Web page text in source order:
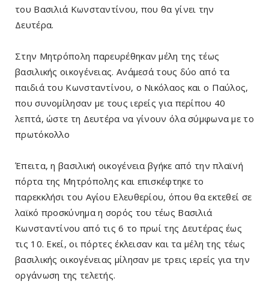
του Βασιλιά Κωνσταντίνου, που θα γίνει την
Δευτέρα.
Στην Μητρόπολη παρευρέθηκαν μέλη της τέως
βασιλικής οικογένειας. Ανάμεσά τους δύο από τα
παιδιά του Κωνσταντίνου, ο Νικόλαος και ο Παύλος,
που συνομίλησαν με τους ιερείς για περίπου 40
λεπτά, ώστε τη Δευτέρα να γίνουν όλα σύμφωνα με το
πρωτόκολλο
Έπειτα, η βασιλική οικογένεια βγήκε από την πλαϊνή
πόρτα της Μητρόπολης και επισκέφτηκε το
παρεκκλήσι του Αγίου Ελευθερίου, όπου θα εκτεθεί σε
λαϊκό προσκύνημα η σορός του τέως Βασιλιά
Κωνσταντίνου από τις 6 το πρωί της Δευτέρας έως
τις 10. Εκεί, οι πόρτες έκλεισαν και τα μέλη της τέως
βασιλικής οικογένειας μίλησαν με τρεις ιερείς για την
οργάνωση της τελετής.